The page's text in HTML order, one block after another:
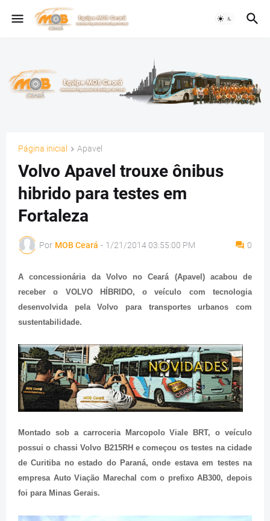
Página inicial Apavel
Volvo Apavel trouxe ônibus
hibrido para testes em
Fortaleza
Por MOB Ceará - 1/21/2014 03:55:00 PM 0
A concessionária da Volvo no Ceará (Apavel) acabou de
receber o VOLVO HÍBRIDO, o veículo com tecnologia
desenvolvida pela Volvo para transportes urbanos com
sustentabilidade.
Montado sob a carroceria Marcopolo Viale BRT,o veículo
possui o chassi Volvo B215RH e começou os testes nacidade
de Curitiba no estado do Paraná, onde estava em testes na
empresa Auto Viação Marechal com o prefixo AB300, depois
foi para Minas Gerais.